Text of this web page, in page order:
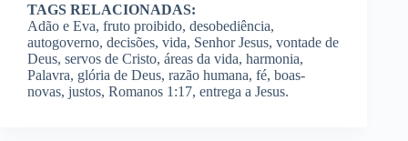
TAGS RELACIONADAS:
Adão e Eva, fruto proibido, desobediência,
autogoverno, decisões, vida, Senhor Jesus, vontade de
Deus, servos de Cristo, áreas da vida, harmonia,
Palavra, glória de Deus, razão humana, fé, boas-
novas, justos, Romanos 1:17, entrega a Jesus.